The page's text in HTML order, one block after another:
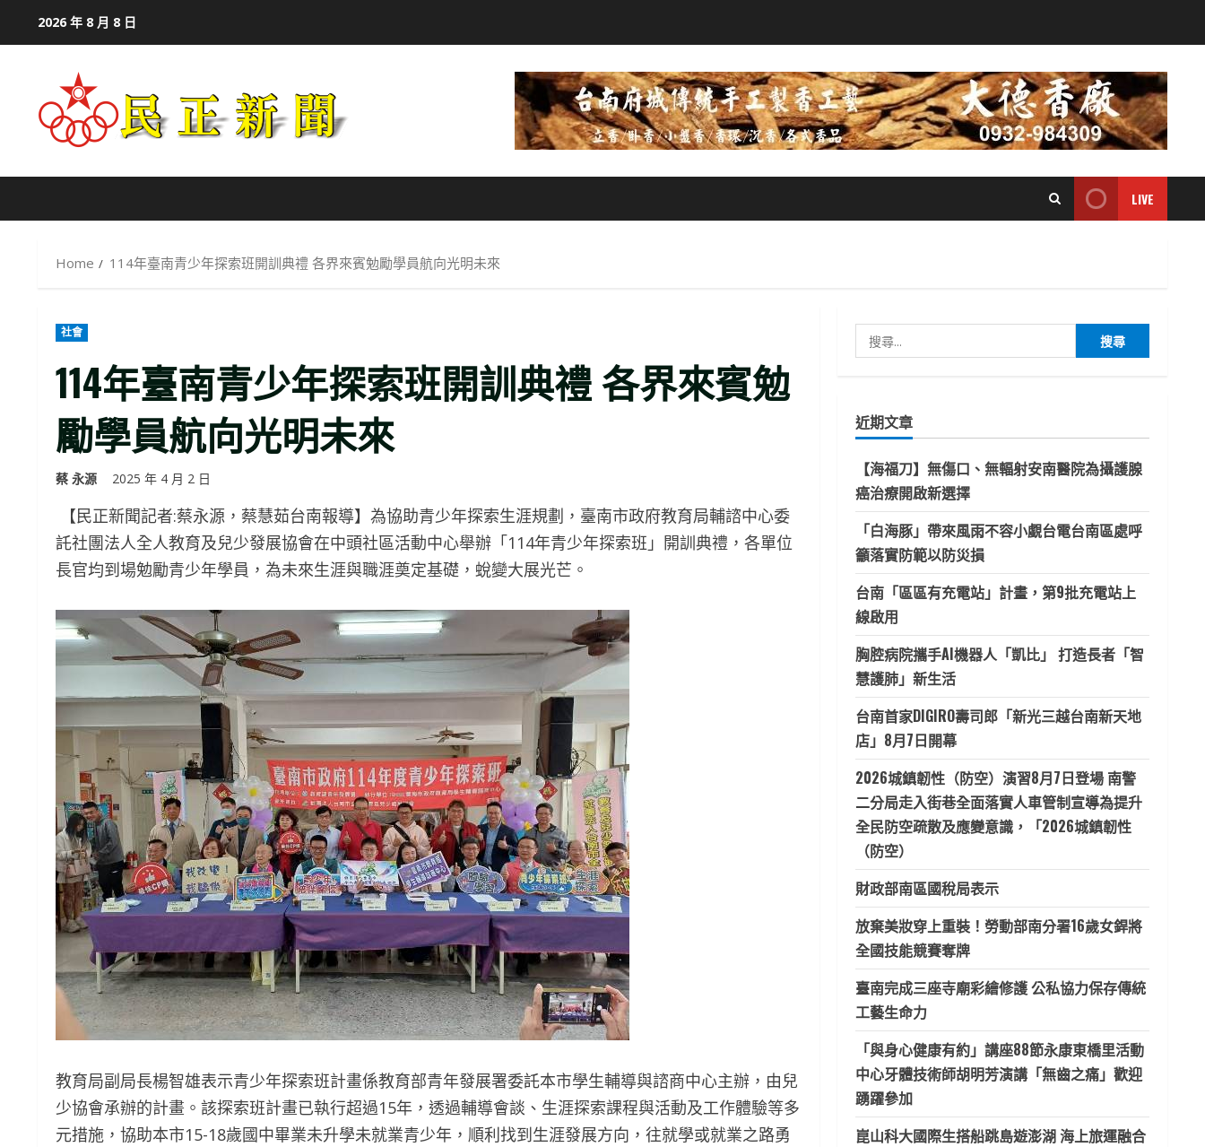
2026 年 8 月 8 日
LIVE
Home 114年臺南青少年探索班開訓典禮 各界來賓勉勵學員航向光明未來
社會
114年臺南青少年探索班開訓典禮 各界來賓勉
勵學員航向光明未來
蔡 永源 2025 年 4 月 2 日
【民正新聞記者:蔡永源，蔡慧茹台南報導】為協助青少年探索生涯規劃，臺南市政府教育局輔諮中心委
託社團法人全人教育及兒少發展協會在中頭社區活動中心舉辦「114年青少年探索班」開訓典禮，各單位
長官均到場勉勵青少年學員，為未來生涯與職涯奠定基礎，蛻變大展光芒。
教育局副局長楊智雄表示青少年探索班計畫係教育部青年發展署委託本市學生輔導與諮商中心主辦，由兒
少協會承辦的計畫。該探索班計畫已執行超過15年，透過輔導會談、生涯探索課程與活動及工作體驗等多
元措施，協助本市15-18歲國中畢業未升學未就業青少年，順利找到生涯發展方向，往就學或就業之路勇
尋
字:
近期文章
【海福刀】無傷口、無輻射安南醫院為攝護腺
癌治療開啟新選擇
「白海豚」帶來風雨不容小覷台電台南區處呼
籲落實防範以防災損
台南「區區有充電站」計畫，第9批充電站上
線啟用
胸腔病院攜手AI機器人「凱比」 打造長者「智
慧護肺」新生活
台南首家DIGIRO壽司郎「新光三越台南新天地
店」8月7日開幕
2026城鎮韌性（防空）演習8月7日登場 南警
二分局走入街巷全面落實人車管制宣導為提升
全民防空疏散及應變意識，「2026城鎮韌性
（防空）
財政部南區國稅局表示
放棄美妝穿上重裝！勞動部南分署16歲女銲將
全國技能競賽奪牌
臺南完成三座寺廟彩繪修護 公私協力保存傳統
工藝生命力
「與身心健康有約」講座88節永康東橋里活動
中心牙體技術師胡明芳演講「無齒之痛」歡迎
踴躍參加
崑山科大國際生搭船跳島遊澎湖 海上旅運融合